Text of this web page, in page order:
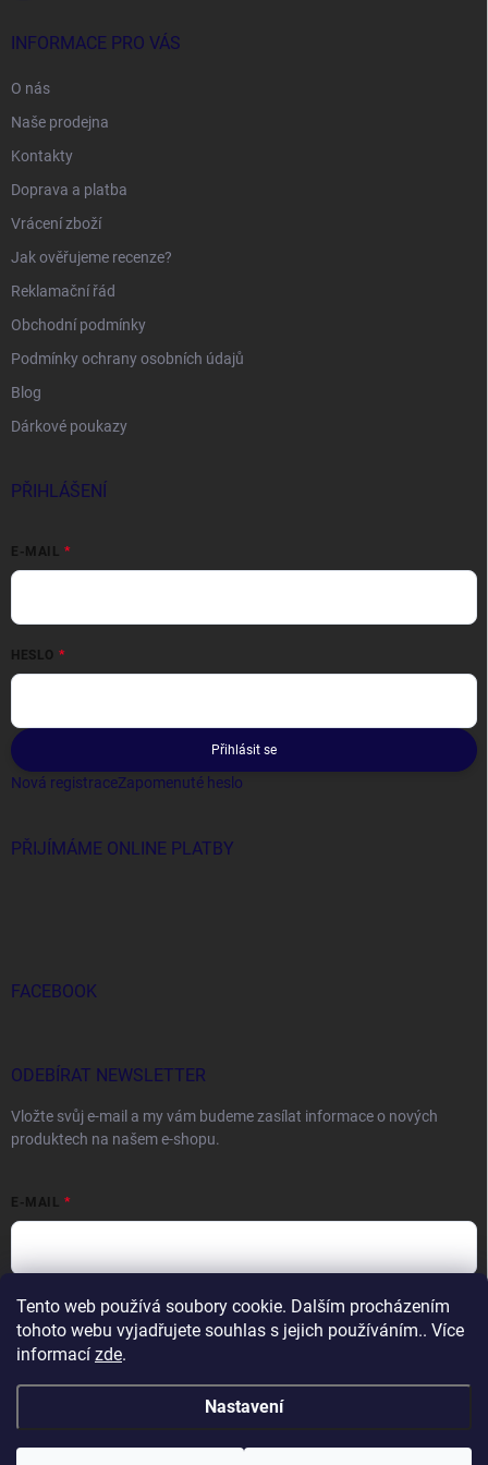
Tento web používá soubory cookie. Dalším procházením
tohoto webu vyjadřujete souhlas s jejich používáním.. Více
informací zde.
Nastavení
INFORMACE PRO VÁS
O nás
Naše prodejna
Kontakty
Doprava a platba
Vrácení zboží
Jak ověřujeme recenze?
Reklamační řád
Obchodní podmínky
Podmínky ochrany osobních údajů
Blog
Dárkové poukazy
PŘIHLÁŠENÍ
E-MAIL
HESLO
Přihlásit se
Nová registraceZapomenuté heslo
PŘIJÍMÁME ONLINE PLATBY
FACEBOOK
ODEBÍRAT NEWSLETTER
Vložte svůj e-mail a my vám budeme zasílat informace o nových
produktech na našem e-shopu.
E-MAIL
Vložením e-mailu souhlasíte spodmínkami ochrany osobních údajů
Přihlásit se
Copyright 2026DOCTORFISHING.CZ. Všechna práva vyhrazena.